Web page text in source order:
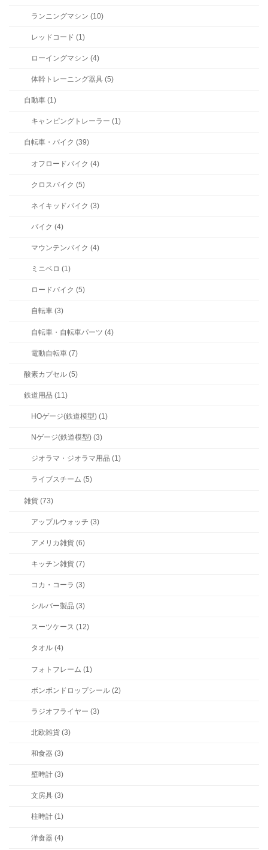
ランニングマシン (10)
レッドコード (1)
ローイングマシン (4)
体幹トレーニング器具 (5)
自動車 (1)
キャンピングトレーラー (1)
自転車・バイク (39)
オフロードバイク (4)
クロスバイク (5)
ネイキッドバイク (3)
バイク (4)
マウンテンバイク (4)
ミニベロ (1)
ロードバイク (5)
自転車 (3)
自転車・自転車パーツ (4)
電動自転車 (7)
酸素カプセル (5)
鉄道用品 (11)
HOゲージ(鉄道模型) (1)
Nゲージ(鉄道模型) (3)
ジオラマ・ジオラマ用品 (1)
ライブスチーム (5)
雑貨 (73)
アップルウォッチ (3)
アメリカ雑貨 (6)
キッチン雑貨 (7)
コカ・コーラ (3)
シルバー製品 (3)
スーツケース (12)
タオル (4)
フォトフレーム (1)
ボンボンドロップシール (2)
ラジオフライヤー (3)
北欧雑貨 (3)
和食器 (3)
壁時計 (3)
文房具 (3)
柱時計 (1)
洋食器 (4)